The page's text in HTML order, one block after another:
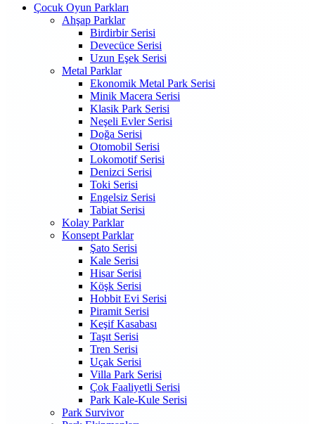
Çocuk Oyun Parkları
Ahşap Parklar
Birdirbir Serisi
Devecüce Serisi
Uzun Eşek Serisi
Metal Parklar
Ekonomik Metal Park Serisi
Minik Macera Serisi
Klasik Park Serisi
Neşeli Evler Serisi
Doğa Serisi
Otomobil Serisi
Lokomotif Serisi
Denizci Serisi
Toki Serisi
Engelsiz Serisi
Tabiat Serisi
Kolay Parklar
Konsept Parklar
Şato Serisi
Kale Serisi
Hisar Serisi
Köşk Serisi
Hobbit Evi Serisi
Piramit Serisi
Keşif Kasabası
Taşıt Serisi
Tren Serisi
Uçak Serisi
Villa Park Serisi
Çok Faaliyetli Serisi
Park Kale-Kule Serisi
Park Survivor